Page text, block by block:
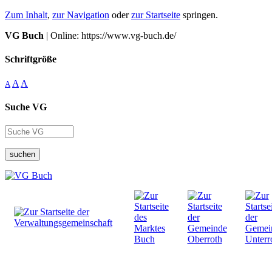
Zum Inhalt, zur Navigation oderzur Startseite springen.
VG Buch | Online: https://www.vg-buch.de/
Schriftgröße
A A A
Suche VG
suchen